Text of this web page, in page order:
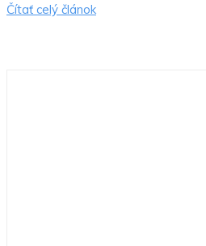
Čítať celý článok